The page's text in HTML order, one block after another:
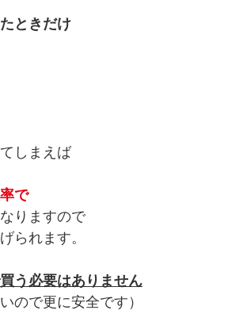
ときだけ
しまえば
で
りますので
られます。
う必要はありません
ので更に安全です）